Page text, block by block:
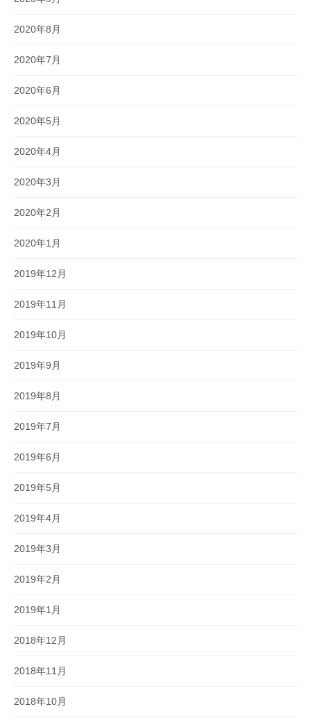
2020年8月
2020年7月
2020年6月
2020年5月
2020年4月
2020年3月
2020年2月
2020年1月
2019年12月
2019年11月
2019年10月
2019年9月
2019年8月
2019年7月
2019年6月
2019年5月
2019年4月
2019年3月
2019年2月
2019年1月
2018年12月
2018年11月
2018年10月